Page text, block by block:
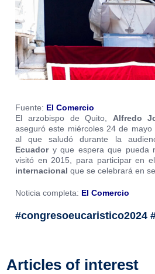
Fuente: El Comercio
El arzobispo de Quito, Alfredo
aseguró este miércoles 24 de mayo
al que saludó durante la
Ecuador y que espera que pueda
visitó en 2015, para participar en
internacionalque se celebrará en
Noticia completa: El Comercio
#congresoeucaristico2024
Articles of interest